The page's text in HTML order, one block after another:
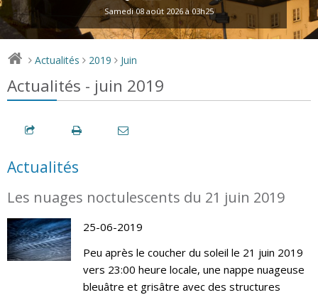
Samedi 08 août 2026 à 03h25
> Actualités > 2019 > Juin
Actualités - juin 2019
Actualités
Les nuages noctulescents du 21 juin 2019
25-06-2019
Peu après le coucher du soleil le 21 juin 2019
vers 23:00 heure locale, une nappe nuageuse
bleuâtre et grisâtre avec des structures